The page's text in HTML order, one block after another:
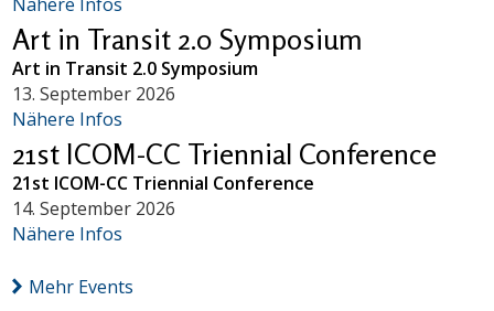
Art in Transit 2.0 Symposium
Art in Transit 2.0 Symposium
13. September 2026
Nähere Infos
21st ICOM-CC Triennial Conference
21st ICOM-CC Triennial Conference
14. September 2026
Nähere Infos
Mehr Events